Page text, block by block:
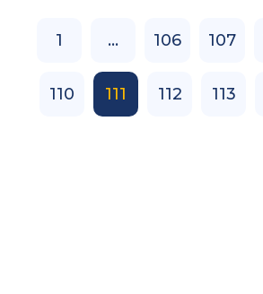
1 ... 106 107
110 111 112 113